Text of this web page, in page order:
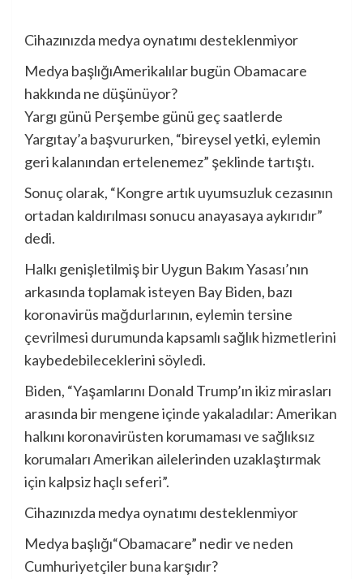
Cihazınızda medya oynatımı desteklenmiyor
Medya başlığıAmerikalılar bugün Obamacare
hakkında ne düşünüyor?
Yargı günü Perşembe günü geç saatlerde
Yargıtay’a başvururken, “bireysel yetki, eylemin
geri kalanından ertelenemez” şeklinde tartıştı.
Sonuç olarak, “Kongre artık uyumsuzluk cezasının
ortadan kaldırılması sonucu anayasaya aykırıdır”
dedi.
Halkı genişletilmiş bir Uygun Bakım Yasası’nın
arkasında toplamak isteyen Bay Biden, bazı
koronavirüs mağdurlarının, eylemin tersine
çevrilmesi durumunda kapsamlı sağlık hizmetlerini
kaybedebileceklerini söyledi.
Biden, “Yaşamlarını Donald Trump’ın ikiz mirasları
arasında bir mengene içinde yakaladılar: Amerikan
halkını koronavirüsten korumaması ve sağlıksız
korumaları Amerikan ailelerinden uzaklaştırmak
için kalpsiz haçlı seferi”.
Cihazınızda medya oynatımı desteklenmiyor
Medya başlığı“Obamacare” nedir ve neden
Cumhuriyetçiler buna karşıdır?